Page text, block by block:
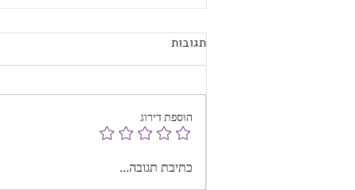
חוות דעת על הפלגת מנו, מנקודת
מבט של משתמש בכיסא גלגלים
תגובות
הוספת דירוג
כתיבת תגובה...